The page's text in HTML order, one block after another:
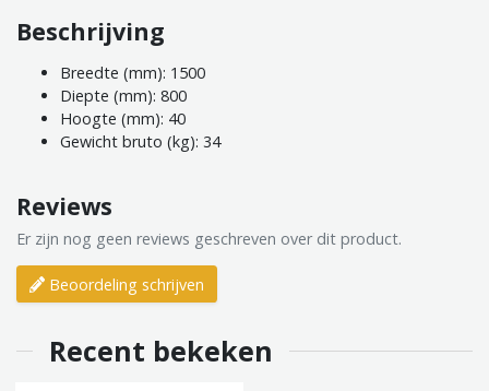
Beschrijving
Breedte (mm): 1500
Diepte (mm): 800
Hoogte (mm): 40
Gewicht bruto (kg): 34
Reviews
Er zijn nog geen reviews geschreven over dit product.
Beoordeling schrijven
Recent bekeken